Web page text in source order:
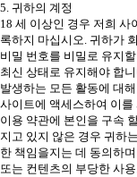
5. 귀하의 계정
18 세 이상인 경우 저희 사
록하지 마십시오. 귀하가
비밀 번호를 비밀로 유지
최신 상태로 유지해야 합
발생하는 모든 활동에 대
사이트에 액세스하여 이
이용 약관에 본인을 구속
지고 있지 않은 경우 귀하
한 책임을지는 데 동의하
또는 컨텐츠의 부당한 사